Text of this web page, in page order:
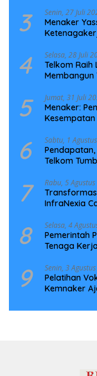
3 Senin, 27 Juli
Menaker
4 Selasa, 28 Juli
Telkom Raih
5 Jumat, 31 Juli
Menaker:
6 Sabtu, 1
Pendapatan,
Telkom
7 Rabu, 5
InfraNexia
8 Selasa, 4
Pemerintah
Tenaga
9 Senin, 3
Pelatihan
Kemnaker